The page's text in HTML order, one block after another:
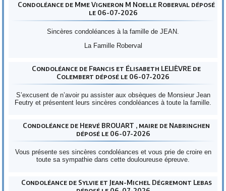
Condoléance de Mme Vigneron M Noelle Roberval déposé
le 06-07-2026
Sincères condoléances à la famille de JEAN.
La Famille Roberval
Condoléance de Francis et Élisabeth LELIÈVRE de
Colembert déposé le 06-07-2026
S’excusent de n’avoir pu assister aux obsèques de Monsieur Jean
Feutry et présentent leurs sincères condoléances à toute la famille.
Condoléance de Hervé BROUART , maire de Nabringhen
déposé le 06-07-2026
Vous présente ses sincères condoléances et vous prie de croire en
toute sa sympathie dans cette douloureuse épreuve.
Condoléance de Sylvie et Jean-Michel Dégremont Lebas